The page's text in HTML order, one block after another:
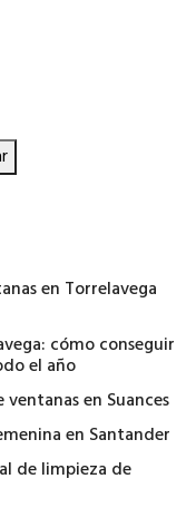
en Torrelavega
cómo conseguir
el año
en Suances
en Santander
de limpieza de